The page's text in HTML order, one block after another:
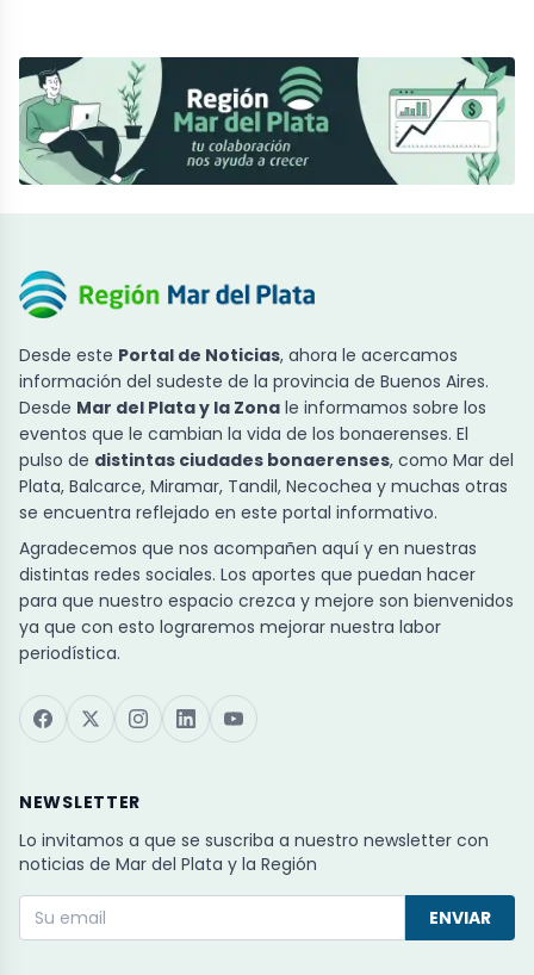
Desde este Portal de Noticias, ahora le acercamos
información del sudeste de la provincia de Buenos Aires.
Desde Mar del Plata y la Zona le informamos sobre los
eventos que le cambian la vida de los bonaerenses. El
pulso de distintas ciudades bonaerenses, como Mar del
Plata, Balcarce, Miramar, Tandil, Necochea y muchas otras
se encuentra reflejado en este portal informativo.
Agradecemos que nos acompañen aquí y en nuestras
distintas redes sociales. Los aportes que puedan hacer
para que nuestro espacio crezca y mejore son bienvenidos
ya que con esto lograremos mejorar nuestra labor
periodística.
NEWSLETTER
Lo invitamos a que se suscriba a nuestro newsletter con
noticias de Mar del Plata y la Región
ENVIAR